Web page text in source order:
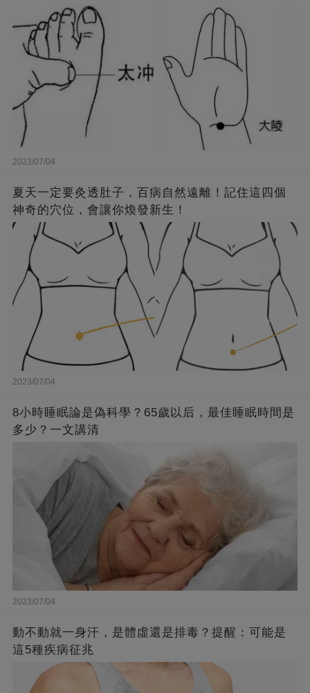
2023/07/04
夏天一定要灸透肚子，百病自然遠離！記住這四個
神奇的穴位，會讓你煥發新生！
2023/07/04
8小時睡眠論是偽科學？65歲以后，最佳睡眠時間是
多少？一文講清
2023/07/04
動不動就一身汗，是體虛還是排毒？提醒：可能是
這5種疾病征兆